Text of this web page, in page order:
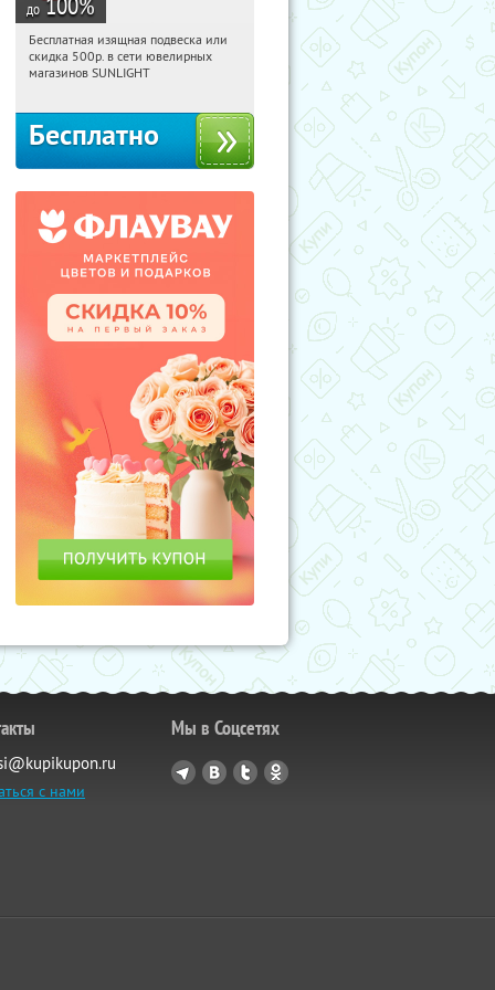
до
14:37:30 Получили:
Россия
Бесплатная изящная подвеска или
скидка 500р. в сети ювелирных
магазинов SUNLIGHT
Бесплатно
с нами
Мы в Соцсетях